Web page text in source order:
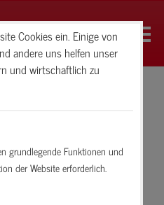
Cookies ein. Einige von
andere uns helfen unser
und wirtschaftlich zu
grundlegende Funktionen und
der Website erforderlich.